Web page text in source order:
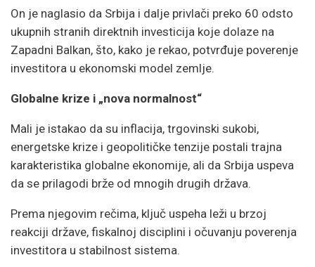
On je naglasio da Srbija i dalje privlači preko 60 odsto
ukupnih stranih direktnih investicija koje dolaze na
Zapadni Balkan, što, kako je rekao, potvrđuje poverenje
investitora u ekonomski model zemlje.
Globalne krize i „nova normalnost“
Mali je istakao da su inflacija, trgovinski sukobi,
energetske krize i geopolitičke tenzije postali trajna
karakteristika globalne ekonomije, ali da Srbija uspeva
da se prilagodi brže od mnogih drugih država.
Prema njegovim rečima, ključ uspeha leži u brzoj
reakciji države, fiskalnoj disciplini i očuvanju poverenja
investitora u stabilnost sistema.